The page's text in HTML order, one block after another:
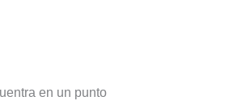
en un punto